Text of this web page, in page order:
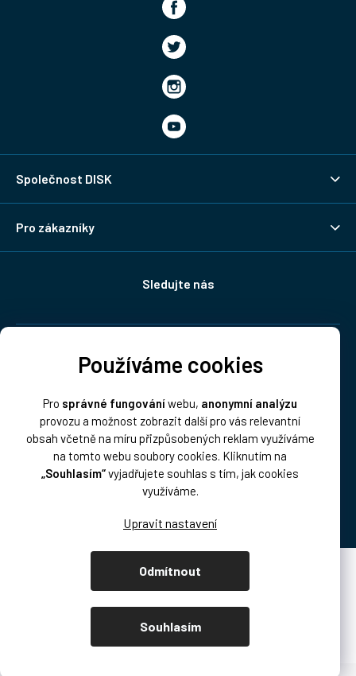
Používáme cookies
Pro správné fungováníwebu, anonymní analýzu
provozu a možnost zobrazit další pro vás relevantní
obsah včetně na míru přizpůsobených reklam využíváme
na tomto webu soubory cookies. Kliknutím na
„Souhlasím“vyjadřujete souhlas s tím, jak cookies
využíváme.
Odmítnout
Souhlasím
Společnost DISK
Pro zákazníky
Sledujte nás
Platba:
Vytvořil Shoptet Premium
Copyright 2026 . Všechna práva vyhrazena.
Upravit nastavení cookies